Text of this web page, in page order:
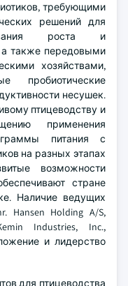
требующими
решений для
роста и
а также передовыми
хозяйствами,
пробиотические
несушек.
птицеводству и
применения
питания с
на разных этапах
возможности
стране
Наличие ведущих
Hansen Holding A/S,
Industries, Inc.,
и лидерство
для птицеводства